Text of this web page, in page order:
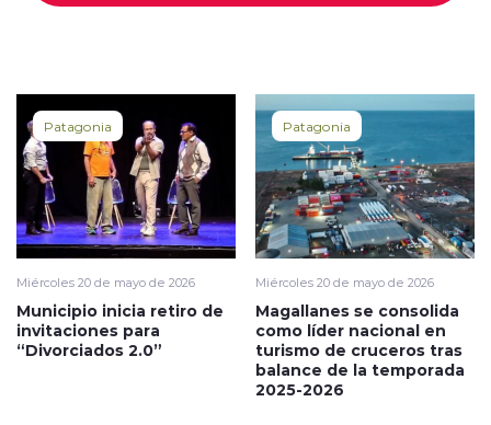
Patagonia
Miércoles 20 de mayo de 2026
Municipio inicia retiro de
invitaciones para
“Divorciados 2.0”
Patagonia
Miércoles 20 de mayo de 2026
Magallanes se consolida
como líder nacional en
turismo de cruceros tras
balance de la temporada
2025-2026